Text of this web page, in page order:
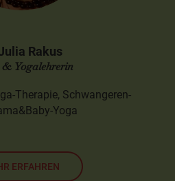
Rakus
Yogalehrerin
Therapie, Schwangeren-
Yoga
ERFAHREN